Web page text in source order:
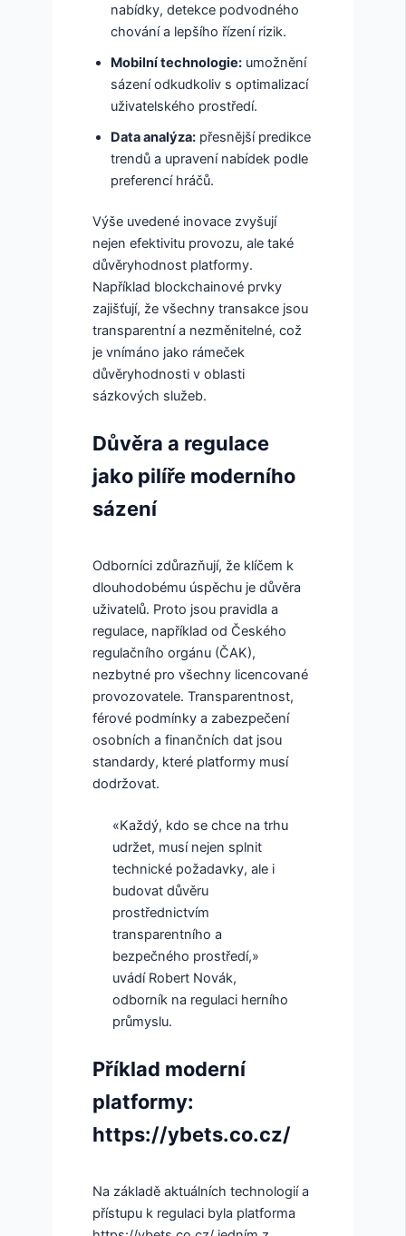
nabídky, detekce podvodného
chování a lepšího řízení rizik.
Mobilní technologie: umožnění
sázení odkudkoliv s optimalizací
uživatelského prostředí.
Data analýza: přesnější predikce
trendů a upravení nabídek podle
preferencí hráčů.
Výše uvedené inovace zvyšují
nejen efektivitu provozu, ale také
důvěryhodnost platformy.
Například blockchainové prvky
zajišťují, že všechny transakce jsou
transparentní a nezměnitelné, což
je vnímáno jako rámeček
důvěryhodnosti v oblasti
sázkových služeb.
Důvěra a regulace
jako pilíře moderního
sázení
Odborníci zdůrazňují, že klíčem k
dlouhodobému úspěchu je důvěra
uživatelů. Proto jsou pravidla a
regulace, například od Českého
regulačního orgánu (ČAK),
nezbytné pro všechny licencované
provozovatele. Transparentnost,
férové podmínky a zabezpečení
osobních a finančních dat jsou
standardy, které platformy musí
dodržovat.
«Každý, kdo se chce na trhu
udržet, musí nejen splnit
technické požadavky, ale i
budovat důvěru
prostřednictvím
transparentního a
bezpečného prostředí,»
uvádí Robert Novák,
odborník na regulaci herního
průmyslu.
Příklad moderní
platformy:
https://ybets.co.cz/
Na základě aktuálních technologií a
přístupu k regulaci byla platforma